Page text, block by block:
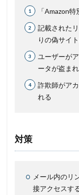
「Amazon
記載された
りの偽サイ
ユーザーが
ータが盗ま
詐欺師がア
れる
対策
メール内のリ
接アクセスす